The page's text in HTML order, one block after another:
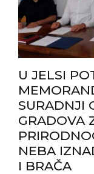
U JELSI
SURADNJI
GRADOVA
NEBA
I BRAČA